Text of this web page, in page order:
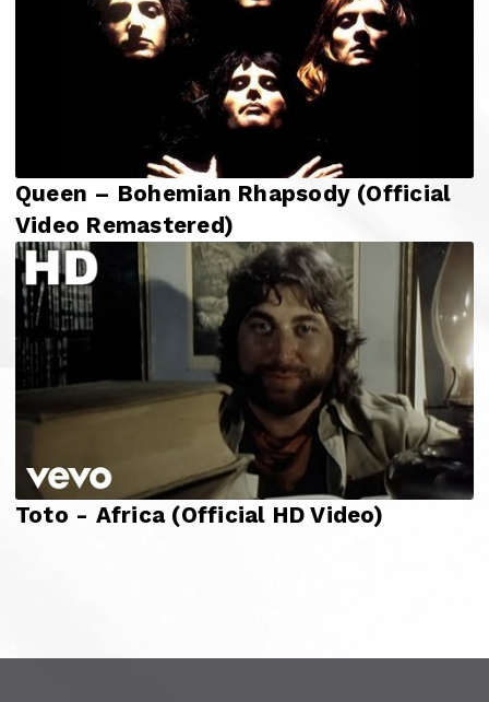
Queen – Bohemian Rhapsody (Official
Video Remastered)
Toto - Africa (Official HD Video)